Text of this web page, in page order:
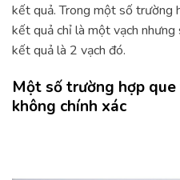
kết quả. Trong một số trường
kết quả chỉ là một vạch
kết quả là 2 vạch đó.
Một số trường hợp
không chính xác